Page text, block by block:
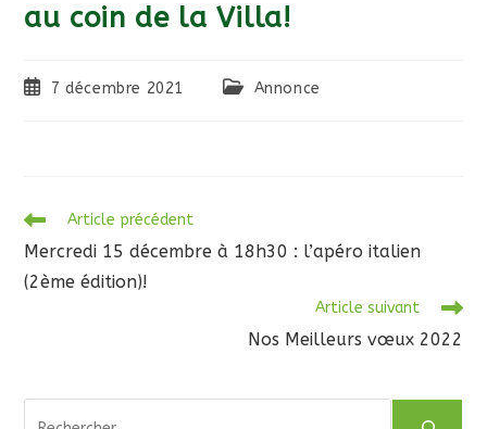
au coin de la Villa!
Publication
7 décembre 2021
PostAnnonce
Read
articles
Article précédent
Mercredi 15 décembre à 18h30 : l’apéro italien
(2ème édition)!
Article suivant
Nos Meilleurs vœux 2022